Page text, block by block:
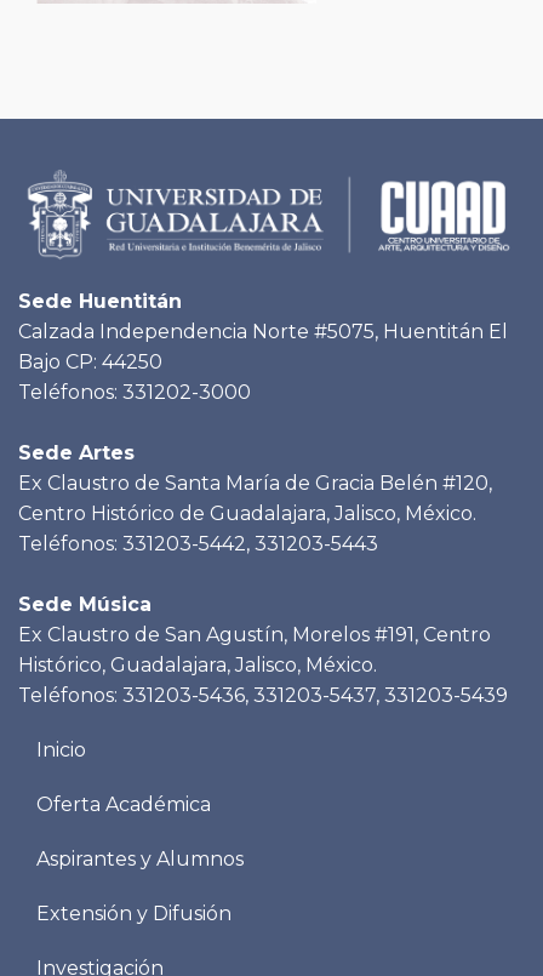
Sede Huentitán
Calzada Independencia Norte #5075, Huentitán El
Bajo CP: 44250
Teléfonos: 331202-3000
Sede Artes
Ex Claustro de Santa María de Gracia Belén #120,
Centro Histórico de Guadalajara, Jalisco, México.
Teléfonos: 331203-5442, 331203-5443
Sede Música
Ex Claustro de San Agustín, Morelos #191, Centro
Histórico, Guadalajara, Jalisco, México.
Teléfonos: 331203-5436, 331203-5437, 331203-5439
Menu
Inicio
Oferta Académica
Aspirantes y Alumnos
Extensión y Difusión
Investigación